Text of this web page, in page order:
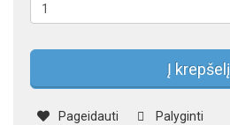
Į krepšelį
Pageidauti Palyginti